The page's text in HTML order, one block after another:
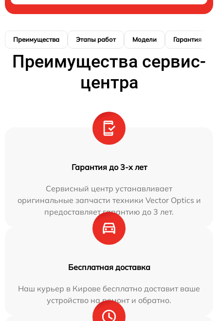
Преимущества Этапы работ Модели Гарантия
Преимущества сервис-
центра
Гарантия до 3-х лет
Сервисный центр устанавливает
оригинальные запчасти техники Vector Optics и
предоставляет гарантию до 3 лет.
Бесплатная доставка
Наш курьер в Кирове бесплатно доставит ваше
устройство на ремонт и обратно.